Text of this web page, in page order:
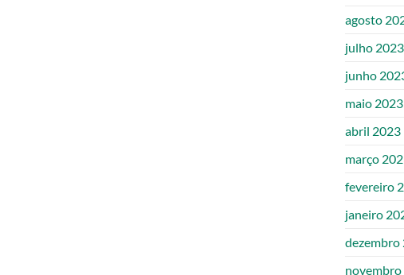
agosto
julho 2023
junho
maio 2023
abril 2023
março
fevereiro
janeiro
dezembro